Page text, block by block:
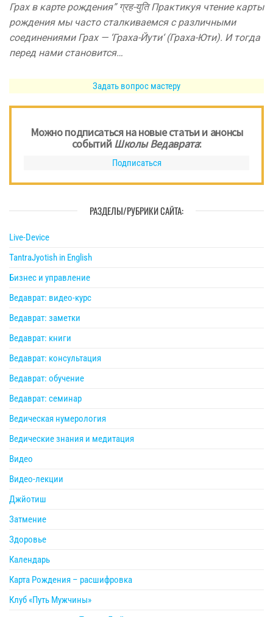
Грах в карте рождения” ग्रह-युति Практикуя чтение карты
рождения мы часто сталкиваемся с различными
соединениями Грах — ‘Граха-Йути‘ (Граха-Юти). И тогда
перед нами становится…
Задать вопрос мастеру
Можно подписаться на новые статьи и анонсы
событийШколы Ведаврата:
Подписаться
РАЗДЕЛЫ/РУБРИКИ САЙТА:
Live-Device
TantraJyotish in English
Бизнес и управление
Ведаврат: видео-курс
Ведаврат: заметки
Ведаврат: книги
Ведаврат: консультация
Ведаврат: обучение
Ведаврат: семинар
Ведическая нумерология
Ведические знания и медитация
Видео
Видео-лекции
Джйотиш
Затмение
Здоровье
Календарь
Карта Рождения – расшифровка
Клуб «Путь Мужчины»